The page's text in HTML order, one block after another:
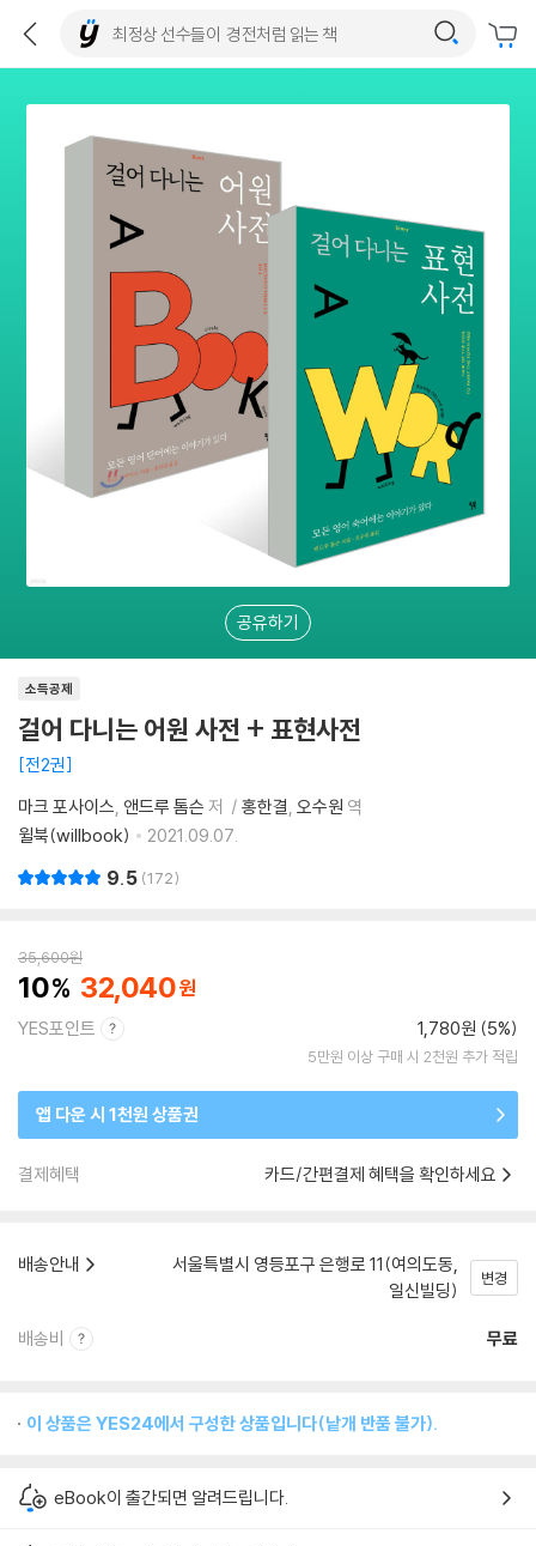
공유하기
소득공제
걸어 다니는 어원 사전 + 표현사전
전2권
마크 포사이스 앤드루 톰슨 저 홍한결 오수원 역
윌북(willbook)
2021.09.07.
9.5 172
35,600원
10 32,040
YES포인트 1,780원 (5%)
5만원 이상 구매 시 2천원 추가 적립
앱 다운 시 1천원 상품권
결제혜택 카드/간편결제 혜택을 확인하세요
배송안내
서울특별시 영등포구 은행로 11(여의도동,
일신빌딩)
변경
배송비 무료
이 상품은 YES24에서 구성한 상품입니다(낱개 반품 불가).
eBook이 출간되면 알려드립니다.